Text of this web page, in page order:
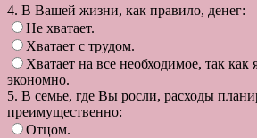
4. В Вашей жизни, как правило, денег:
Не хватает.
Хватает с трудом.
Хватает на все необходимое, так как
экономно.
5. В семье, где Вы росли, расходы
преимущественно:
Отцом.